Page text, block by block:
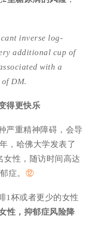
inverse log-
additional cup of
with a
DM.
得更快乐
严重精神障碍，会导
，哈佛大学发表了
女性，随访时间高达
症。 ⑫
1杯或者更少的女性
性， 抑郁症风险降